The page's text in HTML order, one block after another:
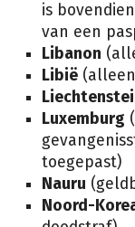
is
van een
Libanon
Libië
Luxemburg
toegepast)
Nauru
Noord-